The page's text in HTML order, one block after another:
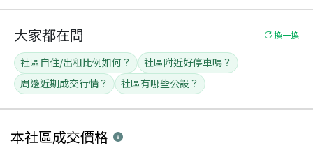
大家都在問 換一換
社區自住/出租比例如何？
社區附近好停車嗎？
周邊近期成交行情？
社區有哪些公設？
本社區成交價格